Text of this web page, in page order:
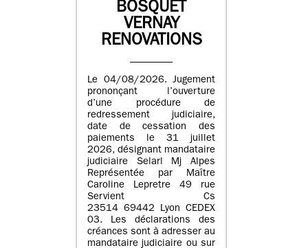
BOSQUET
VERNAY
RENOVATIONS
Le 04/08/2026. Jugement
prononçant l’ouverture
d’une procédure de
redressement judiciaire,
date de cessation des
paiements le 31 juillet
2026, désignant mandataire
judiciaire Selarl Mj Alpes
Représentée par Maître
Caroline Lepretre 49 rue
Servient Cs
23514 69442 Lyon CEDEX
03. Les déclarations des
créances sont à adresser au
mandataire judiciaire ou sur